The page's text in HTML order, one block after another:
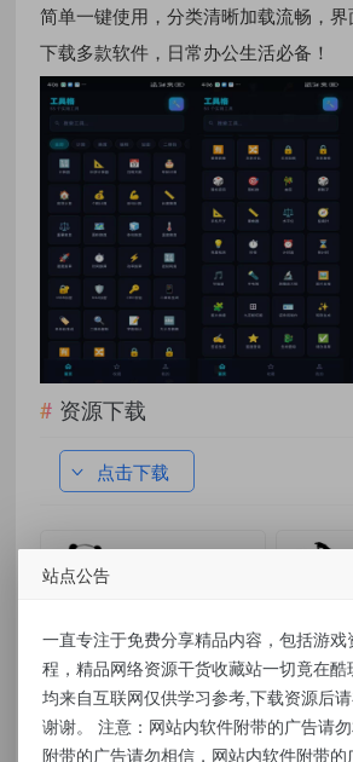
简单一键使用，分类清晰加载流畅，
下载多款软件，日常办公生活必备！
资源下载
点击下载
免责声明：
站点公告
一直专注于免费分享精品内容，包括游
程，精品网络资源干货收藏站一切竟在
均来自互联网仅供学习参考,下载资源后
谢谢。 注意：网站内软件附带的广告请
附带的广告请勿相信，网站内软件附带的